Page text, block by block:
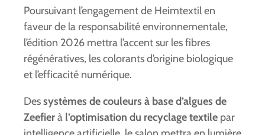
Poursuivant l’engagement de Heimtextil en
faveur de la responsabilité environnementale,
l’édition 2026 mettra l’accent sur les fibres
régénératives, les colorants d’origine biologique
et l’efficacité numérique.
Dessystèmes de couleurs à base d’algues de
Zeefierà l’optimisation du recyclage textile par